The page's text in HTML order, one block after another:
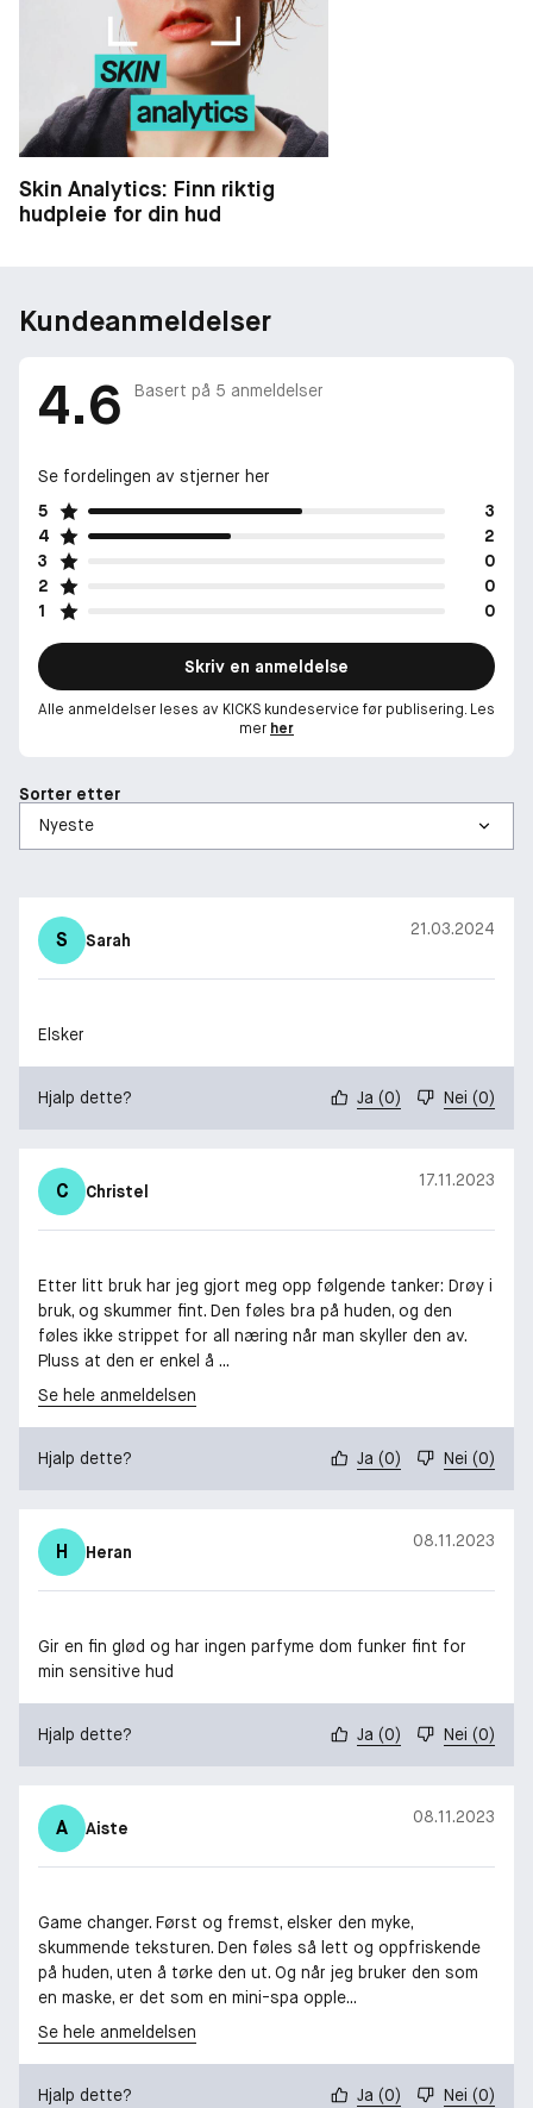
kravene til transparens, og at vi bruker gode
produksjonsprosesser.
• Egnet for uren, sensitiv og vanskelig hud
• Forårsaker ikke uren hud, tetter ikke porene (ikke
aknefremkallende)
• EWG Verified®
• Oljefri
Skin Analytics: Finn riktig
hudpleie for din hud
Kundeanmeldelser
4.6 Basert på 5 anmeldelser
Se fordelingen av stjerner her
5
3
4
2
3
0
2
0
1
0
Skriv en anmeldelse
Alle anmeldelser leses av KICKS kundeservice før publisering. Les
mer her
Sorter etter
S Sarah
21.03.2024
Elsker
Hjalp dette? Ja (0) Nei (0)
C Christel
17.11.2023
Etter litt bruk har jeg gjort meg opp følgende tanker: Drøy i
bruk, og skummer fint. Den føles bra på huden, og den
føles ikke strippet for all næring når man skyller den av.
Pluss at den er enkel å ...
Se hele anmeldelsen
Hjalp dette? Ja (0) Nei (0)
H Heran
08.11.2023
Gir en fin glød og har ingen parfyme dom funker fint for
min sensitive hud
Hjalp dette? Ja (0) Nei (0)
A Aiste
08.11.2023
Game changer. Først og fremst, elsker den myke,
skummende teksturen. Den føles så lett og oppfriskende
på huden, uten å tørke den ut. Og når jeg bruker den som
en maske, er det som en mini-spa opple...
Se hele anmeldelsen
Hjalp dette? Ja (0) Nei (0)